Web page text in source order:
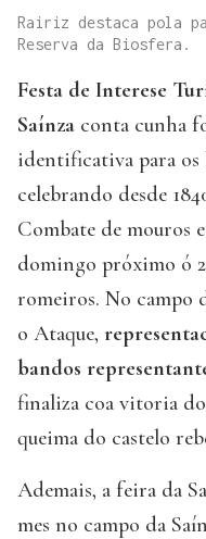
Rairiz destaca pola
Reserva da Biosfera.
Festa de Interese
Saínza conta cunha
identificativa para os
celebrando desde
Combate de mouros
domingo próximo ó
romeiros. No campo
o Ataque,
bandos
finaliza coa vitoria
queima do castelo
Ademais, a feira da
mes no campo da